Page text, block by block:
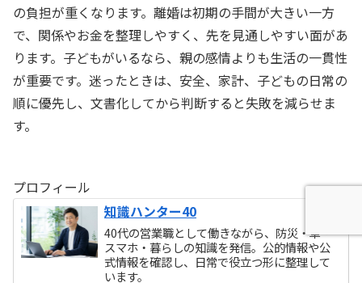
の負担が重くなります。離婚は初期の手間が大きい一方
で、関係やお金を整理しやすく、先を見通しやすい面があ
ります。子どもがいるなら、親の感情よりも生活の一貫性
が重要です。迷ったときは、安全、家計、子どもの日常の
順に優先し、文書化してから判断すると失敗を減らせま
す。
プロフィール
知識ハンター40
40代の営業職として働きながら、防災・車・
スマホ・暮らしの知識を発信。公的情報や公
式情報を確認し、日常で役立つ形に整理して
います。